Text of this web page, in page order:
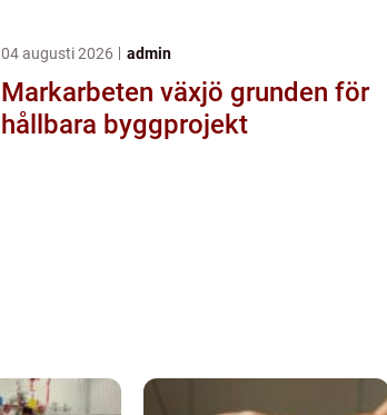
04 augusti 2026 admin
Markarbeten växjö grunden för
hållbara byggprojekt